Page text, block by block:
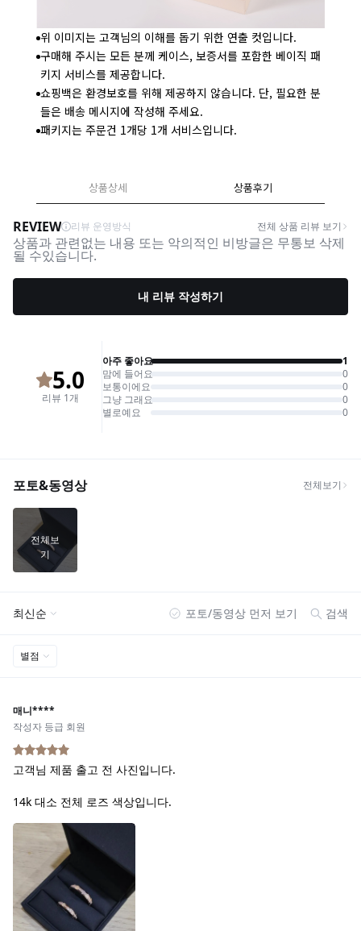
위 이미지는 고객님의 이해를 돕기 위한 연출 컷입니다.
구매해 주시는 모든 분께 케이스, 보증서를 포함한 베이직 패
키지 서비스를 제공합니다.
쇼핑백은 환경보호를 위해 제공하지 않습니다. 단, 필요한 분
들은 배송 메시지에 작성해 주세요.
패키지는 주문건 1개당 1개 서비스입니다.
상품상세 상품후기